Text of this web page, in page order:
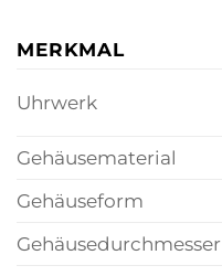
MERKMAL
Uhrwerk
Gehäusematerial
Gehäuseform
Gehäusedurchmesser